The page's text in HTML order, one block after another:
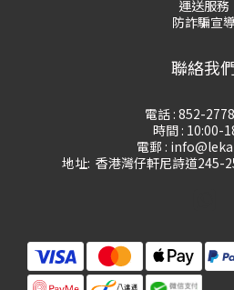
運送服務
防詐騙宣
聯絡我
電話 : 852-
時間 : 10:00-
電郵 :
地址: 香港灣仔軒尼詩道245-